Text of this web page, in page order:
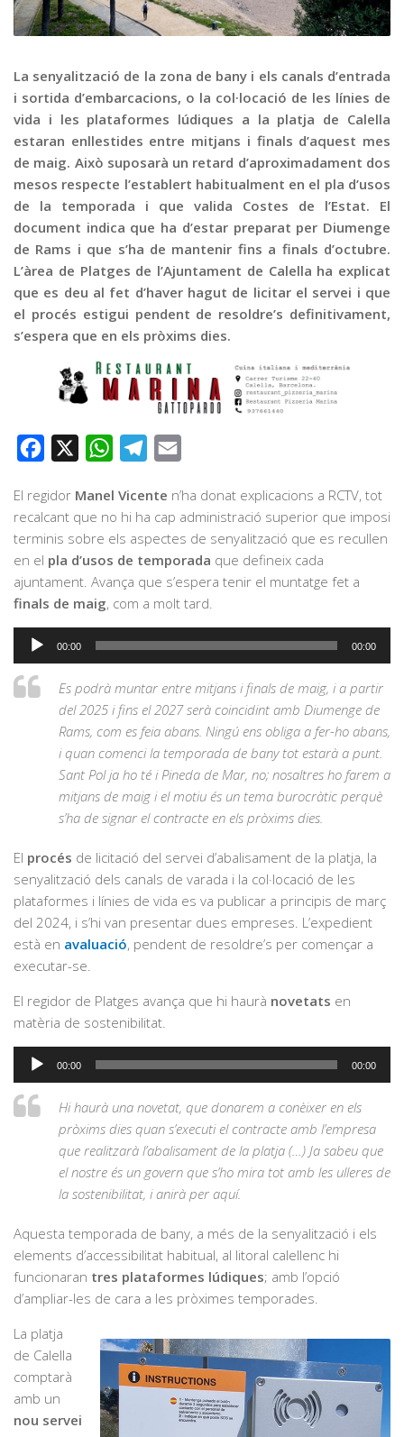
Publicitat
Contacte
La senyalització de la zona de bany i els canals d’entrada
i sortida d’embarcacions, o la col·locació de les línies de
vida i les plataformes lúdiques a la platja de Calella
estaran enllestides entre mitjans i finals d’aquest mes
de maig. Això suposarà un retard d’aproximadament dos
mesos respecte l’establert habitualment en el pla d’usos
de la temporada i que valida Costes de l’Estat. El
document indica que ha d’estar preparat per Diumenge
de Rams i que s’ha de mantenir fins a finals d’octubre.
L’àrea de Platges de l’Ajuntament de Calella ha explicat
que es deu al fet d’haver hagut de licitar el servei i que
el procés estigui pendent de resoldre’s definitivament,
s’espera que en els pròxims dies.
Facebook WhatsAppTelegram
El regidor Manel Vicente n’ha donat explicacions a RCTV, tot
recalcant que no hi ha cap administració superior que imposi
terminis sobre els aspectes de senyalització que es recullen
en el pla d’usos de temporada que defineix cada
ajuntament. Avança que s’espera tenir el muntatge fet a
finals de maig, com a molt tard.
Reproductor
00:00 00:00
Es podrà muntar entre mitjans i finals de maig, i a partir
del 2025 i fins el 2027 serà coincidint amb Diumenge de
Rams, com es feia abans. Ningú ens obliga a fer-ho abans,
i quan comenci la temporada de bany tot estarà a punt.
Sant Pol ja ho té i Pineda de Mar, no; nosaltres ho farem a
mitjans de maig i el motiu és un tema burocràtic perquè
s’ha de signar el contracte en els pròxims dies.
El procés de licitació del servei d’abalisament de la platja, la
senyalització dels canals de varada i la col·locació de les
plataformes i línies de vida es va publicar a principis de març
del 2024, i s’hi van presentar dues empreses. L’expedient
està en avaluació, pendent de resoldre’s per començar a
executar-se.
El regidor de Platges avança que hi haurà novetats en
matèria de sostenibilitat.
Reproductor
00:00 00:00
Hi haurà una novetat, que donarem a conèixer en els
pròxims dies quan s’executi el contracte amb l’empresa
que realitzarà l’abalisament de la platja (…) Ja sabeu que
el nostre és un govern que s’ho mira tot amb les ulleres de
la sostenibilitat, i anirà per aquí.
Aquesta temporada de bany, a més de la senyalització i els
elements d’accessibilitat habitual, al litoral calellenc hi
funcionaran tres plataformes lúdiques; amb l’opció
d’ampliar-les de cara a les pròximes temporades.
La platja
de Calella
comptarà
amb un
nou servei